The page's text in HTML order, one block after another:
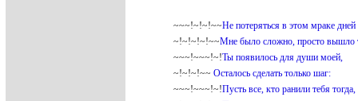
~~~!~!~!~~Не потеряться в этом мраке дней
~!~!~!~!~~Мне было сложно, просто вышло
~~~!~~~!~!Ты появилось для души моей,
~!~!~!~~ Осталось сделать только шаг:
~~~!~~~!~!Пусть все, кто ранили тебя тогда,